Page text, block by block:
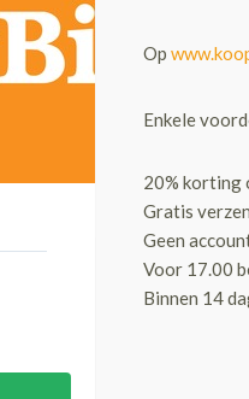
Op
Enkele
20% korting
Gratis
Geen
Voor 17.00
Binnen 14